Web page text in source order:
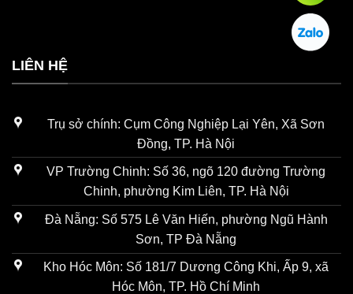
LIÊN HỆ
Trụ sở chính: Cụm Công Nghiệp Lại Yên, Xã Sơn
Đồng, TP. Hà Nội
VP Trường Chinh: Số 36, ngõ 120 đường Trường
Chinh, phường Kim Liên, TP. Hà Nội
Đà Nẵng: Số 575 Lê Văn Hiến, phường Ngũ Hành
Sơn, TP Đà Nẵng
Kho Hóc Môn: Số 181/7 Dương Công Khi, Ấp 9, xã
Hóc Môn, TP. Hồ Chí Minh